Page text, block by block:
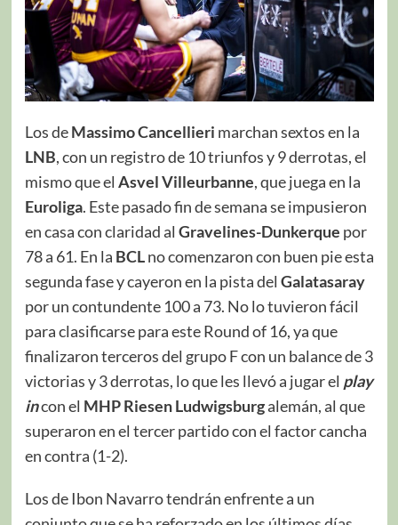
Los deMassimo Cancellieri marchan sextos en la
LNB, con un registro de 10 triunfos y 9 derrotas, el
mismo que el Asvel Villeurbanne, que juega en la
Euroliga. Este pasado fin de semana se impusieron
en casa con claridad al Gravelines-Dunkerque por
78 a 61. En la BCLno comenzaron con buen pie esta
segunda fase y cayeron en la pista del Galatasaray
por un contundente 100 a 73. No lo tuvieron fácil
para clasificarse para este Round of 16, ya que
finalizaron terceros del grupo F con un balance de 3
victorias y 3 derrotas, lo que les llevó a jugar el play
incon el MHP Riesen Ludwigsburgalemán, al que
superaron en el tercer partido con el factor cancha
en contra (1-2).
Los de Ibon Navarro tendrán enfrente a un